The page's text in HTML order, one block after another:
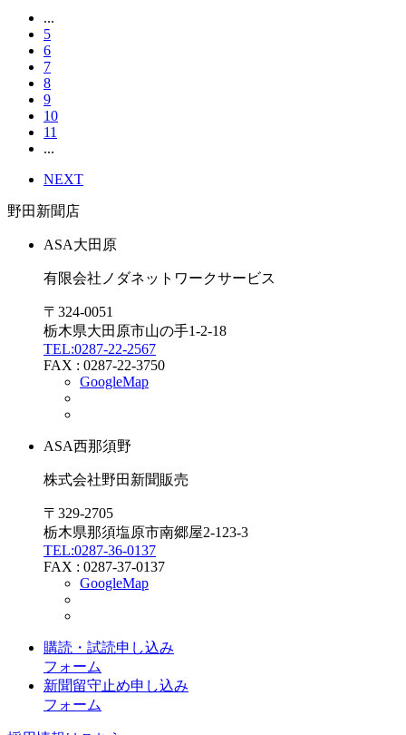
...
5
6
7
8
9
10
11
...
NEXT
野田新聞店
ASA大田原
有限会社ノダネットワークサービス
〒324-0051
栃木県大田原市山の手1-2-18
TEL:0287-22-2567
FAX : 0287-22-3750
GoogleMap
ASA西那須野
株式会社野田新聞販売
〒329-2705
栃木県那須塩原市南郷屋2-123-3
TEL:0287-36-0137
FAX : 0287-37-0137
GoogleMap
購読・試読申し込み
フォーム
新聞留守止め申し込み
フォーム